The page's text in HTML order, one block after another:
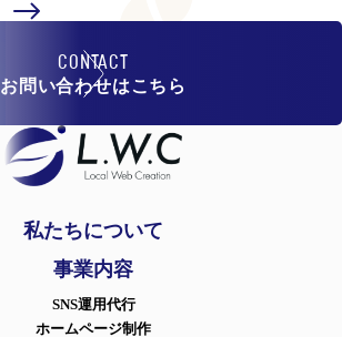
CONTACT
お問い合わせはこちら
私たちについて
事業内容
SNS運用代行
ホームページ制作